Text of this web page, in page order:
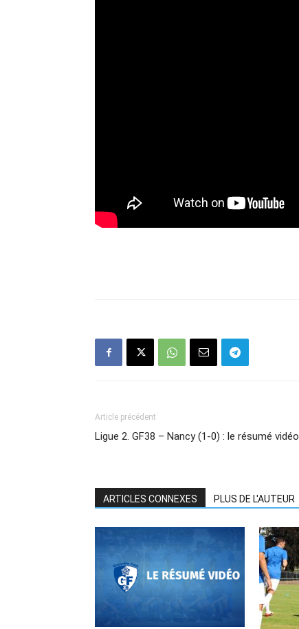
Article précédent
Ligue 2. GF38 – Nancy (1-0) : le résumé vidéo
ARTICLES CONNEXES PLUS DE L'AUTEUR